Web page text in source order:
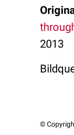
2013
©